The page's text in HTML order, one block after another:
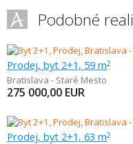
Podobné
Prodej, byt 2+1, 59 m2
Bratislava - Staré Mesto
275 000,00 EUR
Prodej, byt 2+1, 63 m2